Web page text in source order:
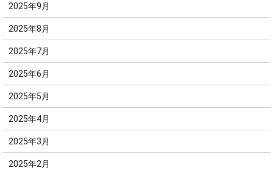
2025年9月
2025年8月
2025年7月
2025年6月
2025年5月
2025年4月
2025年3月
2025年2月